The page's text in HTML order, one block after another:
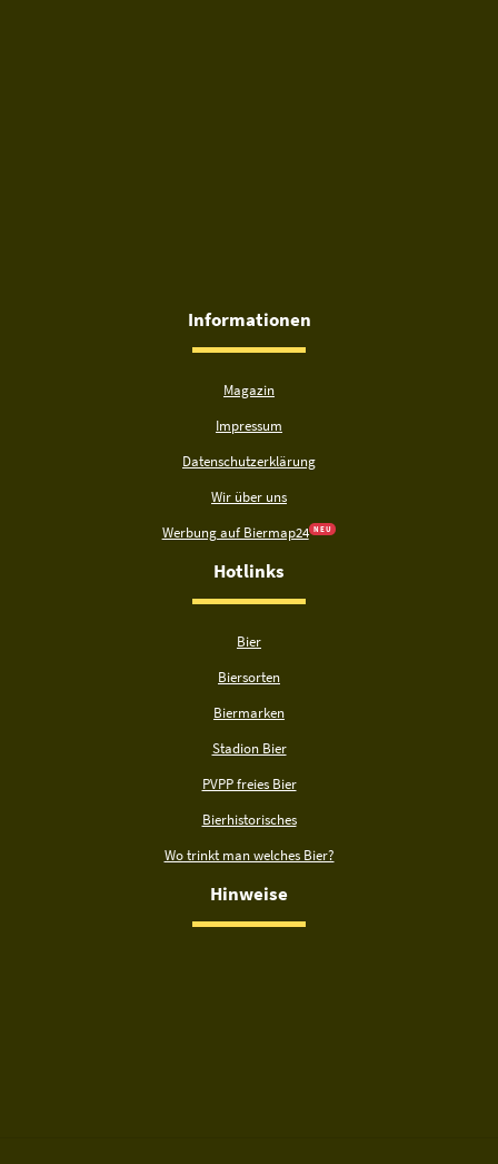
Informationen
Magazin
Impressum
Datenschutzerklärung
Wir über uns
Werbung auf Biermap24 N E U
Hotlinks
Bier
Biersorten
Biermarken
Stadion Bier
PVPP freies Bier
Bierhistorisches
Wo trinkt man welches Bier?
Hinweise